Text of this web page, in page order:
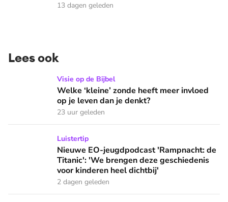
13 dagen geleden
Lees ook
Welke ‘kleine’ zonde heeft meer invloed op je leven dan je
Visie op de Bijbel
Welke ‘kleine’ zonde heeft meer invloed
op je leven dan je denkt?
23 uur geleden
Nieuwe EO-jeugdpodcast 'Rampnacht: de Titanic': 'We
Luistertip
Nieuwe EO-jeugdpodcast 'Rampnacht: de
Titanic': 'We brengen deze geschiedenis
voor kinderen heel dichtbij'
2 dagen geleden